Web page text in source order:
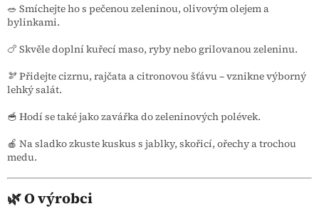
🥗 Smíchejte ho s pečenou zeleninou, olivovým olejem a
bylinkami.
🍗 Skvěle doplní kuřecí maso, ryby nebo grilovanou zeleninu.
🫘 Přidejte cizrnu, rajčata a citronovou šťávu – vznikne výborný
lehký salát.
🥣 Hodí se také jako zavářka do zeleninových polévek.
🍎 Na sladko zkuste kuskus s jablky, skořicí, ořechy a trochou
medu.
🌿 O výrobci